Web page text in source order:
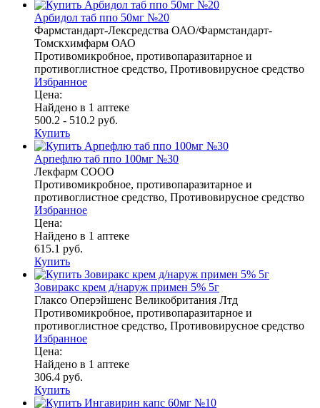
Арбидол таб ппо 50мг №20
Фармстандарт-Лексредства ОАО/Фармстандарт-
Томскхимфарм ОАО
Противомикробное, противопаразитарное и
противоглистное средство, Противовирусное средство
Избранное
Цена:
Найдено в 1 аптеке
500.2 - 510.2 руб.
Купить
Арпефлю таб ппо 100мг №30
Лекфарм СООО
Противомикробное, противопаразитарное и
противоглистное средство, Противовирусное средство
Избранное
Цена:
Найдено в 1 аптеке
615.1 руб.
Купить
Зовиракс крем д/наруж примен 5% 5г
Глаксо Оперэйшенс Великобритания Лтд
Противомикробное, противопаразитарное и
противоглистное средство, Противовирусное средство
Избранное
Цена:
Найдено в 1 аптеке
306.4 руб.
Купить